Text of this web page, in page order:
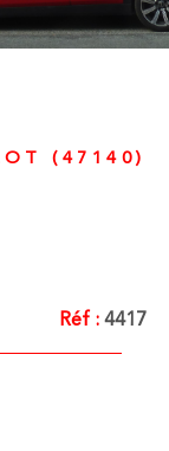
(47140)
Réf : 4417